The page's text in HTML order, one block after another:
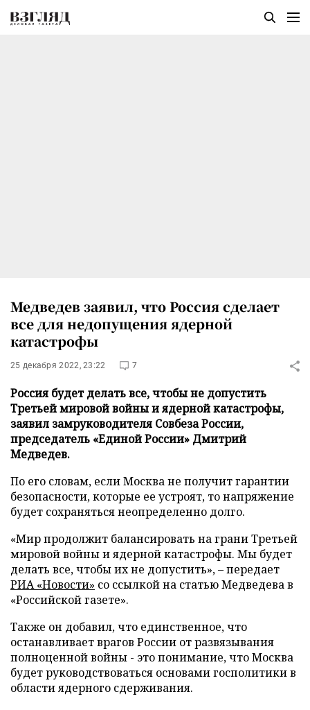
Медведев заявил, что Россия сделает
все для недопущения ядерной
катастрофы
25 декабря 2022, 23:22 7
Россия будет делать все, чтобы не допустить
Третьей мировой войны и ядерной катастрофы,
заявил замруководителя Совбеза России,
председатель «Единой России» Дмитрий
Медведев.
По его словам, если Москва не получит гарантии
безопасности, которые ее устроят, то напряжение
будет сохраняться неопределенно долго.
«Мир продолжит балансировать на грани Третьей
мировой войны и ядерной катастрофы. Мы будет
делать все, чтобы их не допустить», – передает
РИА «Новости» со ссылкой на статью Медведева в
«Российской газете».
Также он добавил, что единственное, что
останавливает врагов России от развязывания
полноценной войны - это понимание, что Москва
будет руководствоваться основами госполитики в
области ядерного сдерживания.